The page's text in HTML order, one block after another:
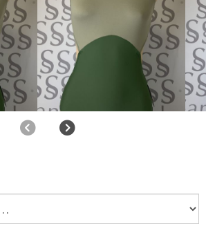
AnteriorSiguiente